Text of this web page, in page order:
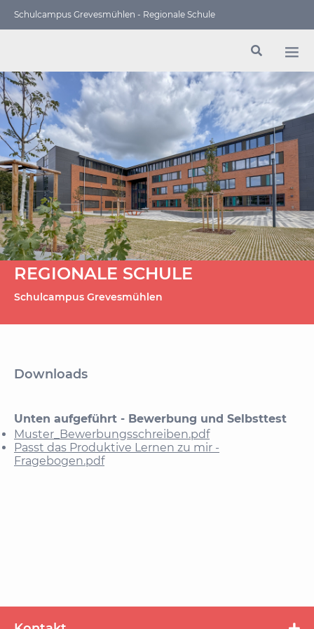
Schulcampus Grevesmühlen - Regionale Schule
REGIONALE SCHULE
Schulcampus Grevesmühlen
Downloads
Unten aufgeführt - Bewerbung und Selbsttest
Muster_Bewerbungsschreiben.pdf
Passt das Produktive Lernen zu mir -
Fragebogen.pdf